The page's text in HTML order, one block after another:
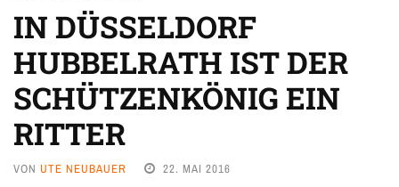
IN DÜSSELDORF
HUBBELRATH IST DER
SCHÜTZENKÖNIG EIN
RITTER
VON UTE NEUBAUER 22. MAI 2016